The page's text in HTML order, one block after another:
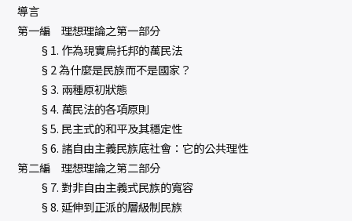
導言
第一編 理想理論之第一部分
§1. 作為現實烏托邦的萬民法
§2 為什麼是民族而不是國家？
§3. 兩種原初狀態
§4. 萬民法的各項原則
§5. 民主式的和平及其穩定性
§6. 諸自由主義民族底社會：它的公共理性
第二編 理想理論之第二部分
§7. 對非自由主義式民族的寬容
§8. 延伸到正派的層級制民族